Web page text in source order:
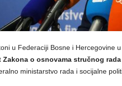
u Federaciji Bosne i Hercegovine
Zakona o osnovama stručnog
ministarstvo rada i socijalne